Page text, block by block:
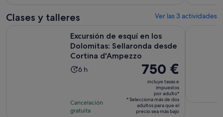
actividad
es
de
7 horas
por
adulto
Clases y talleres Ver las 3 actividades
Excursión de esquí en los
Dolomitas: Sellaronda desde
Cortina d'Ampezzo
La
la
actividad
6 h
Cancelación
gratuita
El
precio
es
de
750 €
750 €
incluye tasas e
impuestos
por adulto*
* Selecciona más de dos
adultos para que el
precio sea más bajo